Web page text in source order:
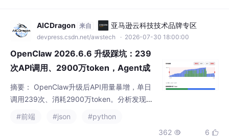
误鉴权
AICDragon 来自 亚马逊云科技技术品牌专区
devpress.csdn.net/awstech · 2026-07-30 18:00:00
OpenClaw 2026.6.6 升级踩坑：239
次API调用、2900万token，Agent成
本失控的5个根因与优化方案
摘要： OpenClaw升级后API用量暴增，单日
调用239次、消耗2900万token。分析发现五
大根因：1）49个未用Skill全量注入污染上下
文；2）3个历史session串联导致缓存读取161
#前端 #json
#python
362  6 